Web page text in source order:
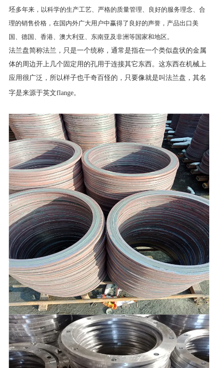
坯多年来，以科学的生产工艺、严格的质量管理、良好的服务理念、合
理的销售价格，在国内外广大用户中赢得了良好的声誉，产品出口美
国、德国、香港、澳大利亚、东南亚及非洲等国家和地区。
法兰盘简称法兰，只是一个统称，通常是指在一个类似盘状的金属
体的周边开上几个固定用的孔用于连接其它东西。这东西在机械上
应用很广泛，所以样子也千奇百怪的，只要像就是叫法兰盘，其名
字是来源于英文flange。